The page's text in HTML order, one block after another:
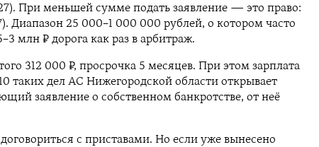
При меньшей сумме подать заявление — это право:
Диапазон 25 000–1 000 000 рублей, о котором часто
млн ₽ дорога как раз в арбитраж.
312 000 ₽, просрочка 5 месяцев. При этом зарплата
таких дел АС Нижегородской области открывает
заявление о собственном банкротстве, от неё
с приставами. Но если уже вынесено